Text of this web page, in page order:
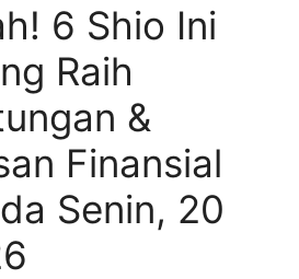
6 Shio Ini
Raih
&
Finansial
Senin, 20